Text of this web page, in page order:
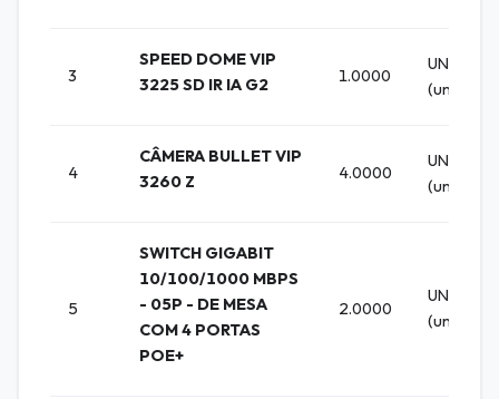
3
SPEED DOME VIP
3225 SD IR IA G2
1.0000
UNIDADE
(un)
4
CÂMERA BULLET VIP
3260 Z
4.0000
UNIDADE
(un)
5
SWITCH GIGABIT
10/100/1000 MBPS
- 05P - DE MESA
COM 4 PORTAS
POE+
2.0000
UNIDADE
(un)